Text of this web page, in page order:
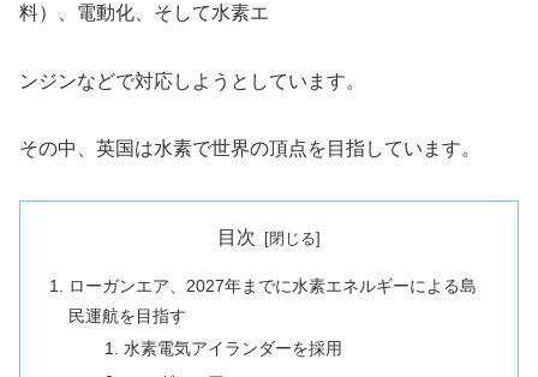
料）、電動化、そして水素エ
ンジンなどで対応しようとしています。
その中、英国は水素で世界の頂点を目指しています。
目次
ローガンエア、2027年までに水素エネルギーによる島
民運航を目指す
水素電気アイランダーを採用